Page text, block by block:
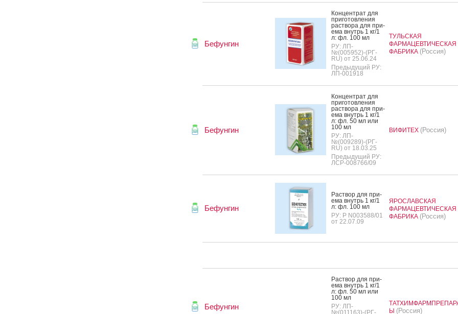
Бефунгин
Кон­цен­трат для
при­готов­ле­ния
рас­тво­ра для при­
ема внутрь 1 кг/1
л: фл. 100 мл
РУ: ЛП-
№(005952)-(РГ-
RU) от 25.06.24
Предыдущий РУ:
ЛП-001918
ТУЛЬСКАЯ
ФАРМАЦЕВТИЧЕСКАЯ
ФАБРИКА (Россия)
Бефунгин
Кон­цен­трат для
при­готов­ле­ния
рас­тво­ра для при­
ема внутрь 1 кг/1
л: фл. 50 мл или
100 мл
РУ: ЛП-
№(009289)-(РГ-
RU) от 18.03.25
Предыдущий РУ:
ЛСР-008766/09
ВИФИТЕХ (Россия)
Бефунгин
Рас­твор для при­
ема внутрь 1 кг/1
л: фл. 100 мл
РУ: Р N003588/01
от 22.07.09
ЯРОСЛАВСКАЯ
ФАРМАЦЕВТИЧЕСКАЯ
ФАБРИКА (Россия)
Бефунгин
Рас­твор для при­
ема внутрь 1 кг/1
л: фл. 50 мл или
100 мл
РУ: ЛП-
№(011163)-(РГ-
Ы (Россия)